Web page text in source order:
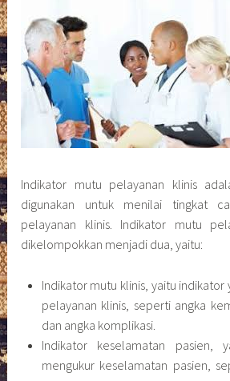
Indikator mutu pelayanan klinis
digunakan untuk menilai tingkat
pelayanan klinis. Indikator mutu
dikelompokkan menjadi dua, yaitu:
Indikator mutu klinis, yaitu indikator
pelayanan klinis, seperti angka
dan angka komplikasi.
Indikator keselamatan pasien,
mengukur keselamatan pasien,